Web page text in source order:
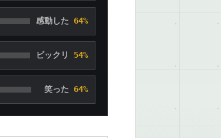
感動した 64%
ビックリ 54%
笑った 64%